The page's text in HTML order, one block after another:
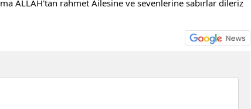
ALLAH'tan rahmet Ailesine ve sevenlerine sabırlar dileriz